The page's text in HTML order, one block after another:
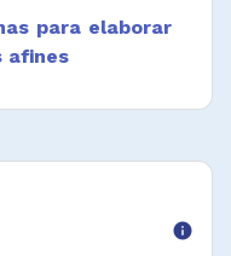
filetes y arreglar
la cadena
y productos
instrucciones
u hornos para
embalar y
para elaborar
afines
info